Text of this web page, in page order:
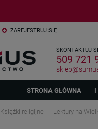
ZAREJESTRUJ SIĘ
SKONTAKTUJ
509 721
STRONA GŁÓWNA I
Książki religijne Lektury na